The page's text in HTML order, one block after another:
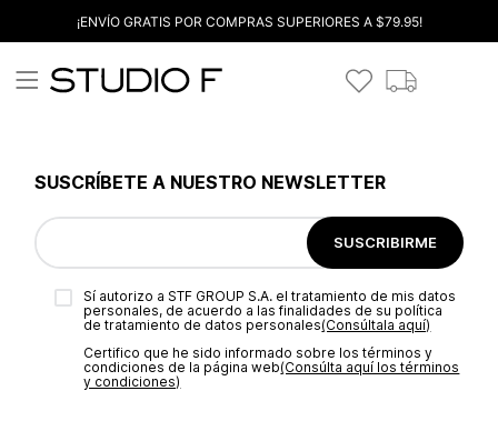
¡ENVÍO GRATIS POR COMPRAS SUPERIORES A $79.95!
SUSCRÍBETE A NUESTRO NEWSLETTER
SUSCRIBIRME
Sí autorizo a STF GROUP S.A. el tratamiento de mis datos
personales, de acuerdo a las finalidades de su política
de tratamiento de datos personales‎(Consúltala aquí)
Certifico que he sido informado sobre los términos y
condiciones de la página web‎(Consúlta aquí los términos
y condiciones)